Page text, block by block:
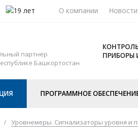
О компании Новости
партнер
Башкортостан
ПРИБОРЫ
ПРОГРАММНОЕ
/ Уровнемеры. Сигнализаторы уровня и